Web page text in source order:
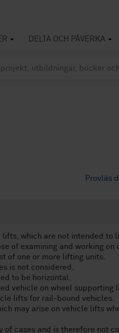
DELTA OCH PÅVERKA
Provläs
which are not intended to
of examining and working on
of one or more lifting units.
is not considered.
to be horizontal.
vehicle on wheel supporting
lifts for rail-bound vehicles.
may arise on vehicle lifts
of cases and is therefore not